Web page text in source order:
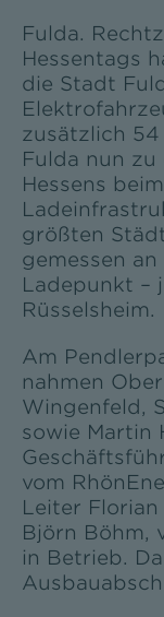
Fulda.
Hessentags
die Stadt
zusätzlich
Fulda nun
Hessens
größten
gemessen
Ladepunkt –
Rüsselsheim.
Am
nahmen
Wingenfeld,
sowie Martin
vom
Leiter
Björn Böhm,
in Betrieb.